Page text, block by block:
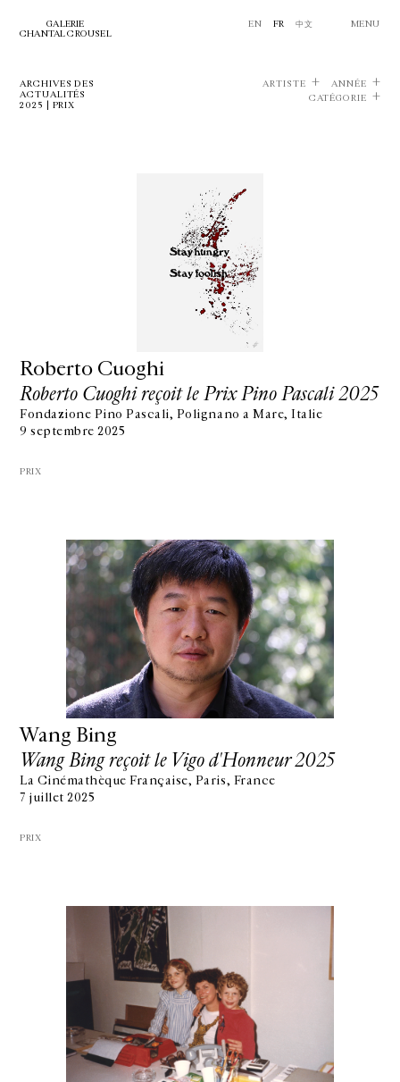
GALERIE
CHANTAL CROUSEL
EN FR 中文 MENU
ARCHIVES DES
ACTUALITÉS
2025 | PRIX
ARTISTE
ANNÉE
CATÉGORIE
Roberto Cuoghi
Roberto Cuoghi reçoit le Prix Pino Pascali 2025
Fondazione Pino Pascali, Polignano a Mare, Italie
9 septembre 2025
PRIX
Wang Bing
Wang Bing reçoit le Vigo d'Honneur 2025
La Cinémathèque Française, Paris, France
7 juillet 2025
PRIX